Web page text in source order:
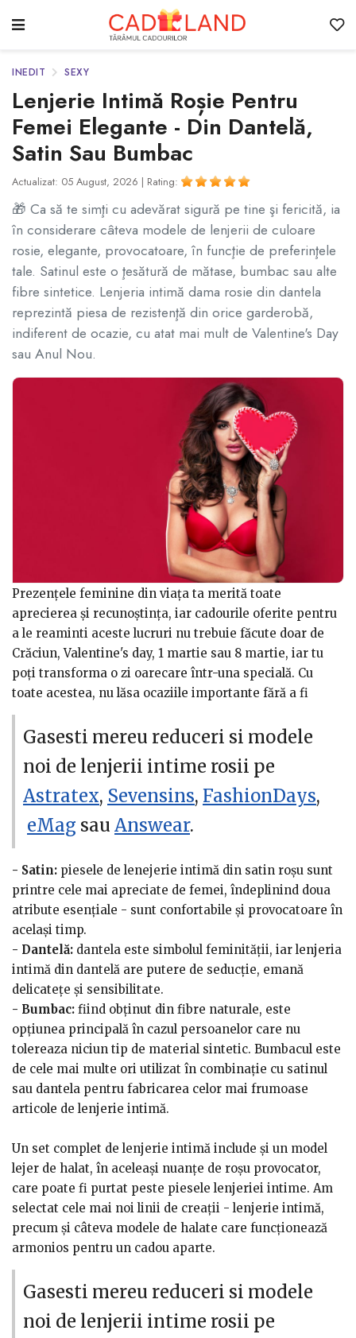
INEDIT SEXY
Lenjerie Intimă Roșie Pentru
Femei Elegante - Din Dantelă,
Satin Sau Bumbac
Actualizat: 05 August, 2026 | Rating:
🎁 Ca să te simţi cu adevărat sigură pe tine şi fericită, ia
în considerare câteva modele de lenjerii de culoare
rosie, elegante, provocatoare, în funcţie de preferinţele
tale. Satinul este o ţesătură de mătase, bumbac sau alte
fibre sintetice. Lenjeria intimă dama rosie din dantela
reprezintă piesa de rezistenţă din orice garderobă,
indiferent de ocazie, cu atat mai mult de Valentine's Day
sau Anul Nou.
Prezențele feminine din viața ta merită toate
aprecierea și recunoștința, iar cadourile oferite pentru
a le reaminti aceste lucruri nu trebuie făcute doar de
Crăciun, Valentine's day, 1 martie sau 8 martie, iar tu
poți transforma o zi oarecare într-una specială. Cu
toate acestea, nu lăsa ocaziile importante fără a fi
celebrate: pentru a-i oferi unei prietene, soției sau
iubitei un cadou deosebit, nu vei da greș cu un set de
Ce mărime trebuie să alegi?Nu te feri să achiziționezi
lenjerie intimă pentru că nu te descurci cu mărimea!
Dacă este vorba de o persoană apropiată, poți verifica
mărimea pieselor de lenjerie intimă pe care deja le are
sau poți cere ajutorul cuiva apropiat pentru a-ți oferi
aceste informații și problema este rezolvata.
Ce material i-ar plăcea?
dacă nu ai deja aceste informații, fiind vorba de un
cadou oferit unei persoane apropiate, poți analiza care
pare materialul pe care îl preferă. Vei alege dintr-o
varietate de modele, confecționate cu grijă din
materiale fine:
Gasesti mereu reduceri si modele
noi de lenjerii intime rosii pe
Astratex, Sevensins, FashionDays,
eMag sau Answear.
- Satin: piesele de lenejerie intimă din satin roșu sunt
printre cele mai apreciate de femei, îndeplinind doua
atribute esențiale - sunt confortabile și provocatoare în
același timp.
- Dantelă: dantela este simbolul feminității, iar lenjeria
intimă din dantelă are putere de seducție, emană
delicatețe și sensibilitate.
- Bumbac: fiind obținut din fibre naturale, este
opțiunea principală în cazul persoanelor care nu
tolereaza niciun tip de material sintetic. Bumbacul este
de cele mai multe ori utilizat în combinație cu satinul
sau dantela pentru fabricarea celor mai frumoase
articole de lenjerie intimă.
Un set complet de lenjerie intimă include și un model
lejer de halat, în aceleași nuanțe de roșu provocator,
care poate fi purtat peste piesele lenjeriei intime. Am
selectat cele mai noi linii de creații - lenjerie intimă,
precum și câteva modele de halate care funcționează
armonios pentru un cadou aparte.
Gasesti mereu reduceri si modele
noi de lenjerii intime rosii pe